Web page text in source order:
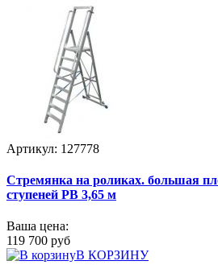
Артикул: 127778
Стремянка на роликах. большая
ступеней РВ 3,65 м
Ваша цена:
119 700 руб
В КОРЗИНУ